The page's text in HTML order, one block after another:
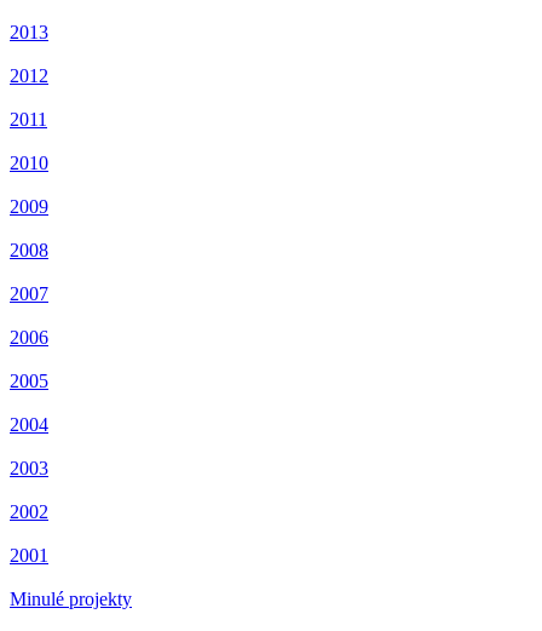
2013
2012
2011
2010
2009
2008
2007
2006
2005
2004
2003
2002
2001
Minulé projekty